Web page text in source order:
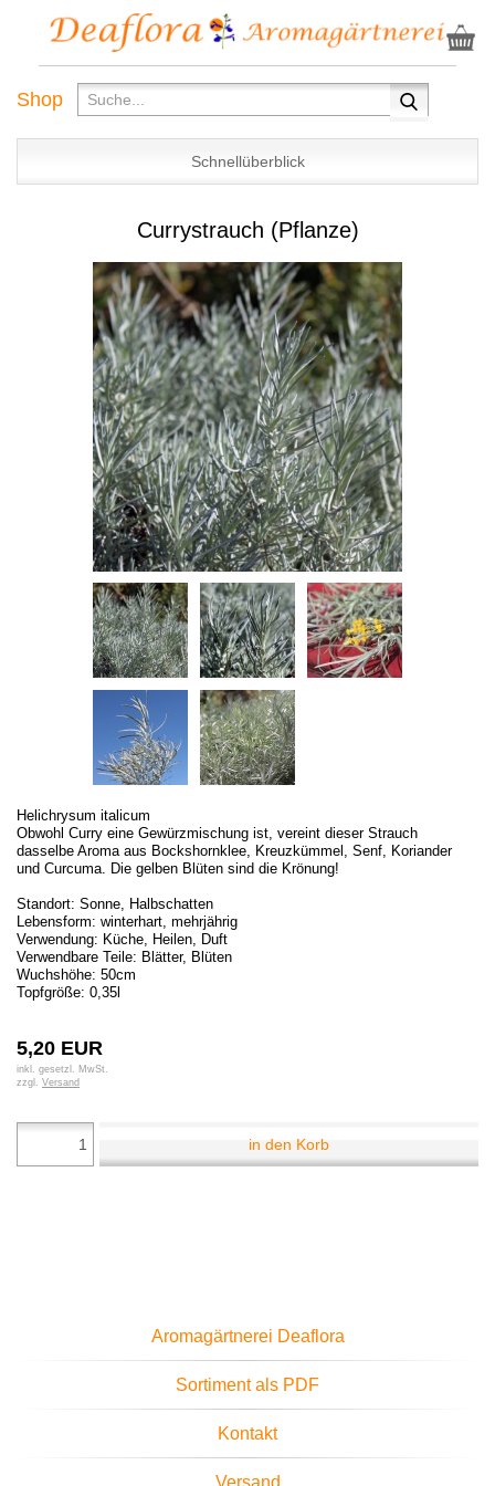
Shop
Schnellüberblick
Currystrauch (Pflanze)
Helichrysum italicum
Obwohl Curry eine Gewürzmischung ist, vereint dieser Strauch
dasselbe Aroma aus Bockshornklee, Kreuzkümmel, Senf, Koriander
und Curcuma. Die gelben Blüten sind die Krönung!
Standort: Sonne, Halbschatten
Lebensform: winterhart, mehrjährig
Verwendung: Küche, Heilen, Duft
Verwendbare Teile: Blätter, Blüten
Wuchshöhe: 50cm
Topfgröße: 0,35l
5,20 EUR
inkl. gesetzl. MwSt.
zzgl. Versand
in den Korb
Aromagärtnerei Deaflora
Sortiment als PDF
Kontakt
Versand